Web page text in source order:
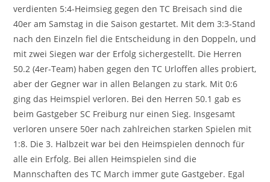
verdienten 5:4-Heimsieg gegen den TC Breisach sind die
40er am Samstag in die Saison gestartet. Mit dem 3:3-Stand
nach den Einzeln fiel die Entscheidung in den Doppeln, und
mit zwei Siegen war der Erfolg sichergestellt. Die Herren
50.2 (4er-Team) haben gegen den TC Urloffen alles probiert,
aber der Gegner war in allen Belangen zu stark. Mit 0:6
ging das Heimspiel verloren. Bei den Herren 50.1 gab es
beim Gastgeber SC Freiburg nur einen Sieg. Insgesamt
verloren unsere 50er nach zahlreichen starken Spielen mit
1:8. Die 3. Halbzeit war bei den Heimspielen dennoch für
alle ein Erfolg. Bei allen Heimspielen sind die
Mannschaften des TC March immer gute Gastgeber. Egal